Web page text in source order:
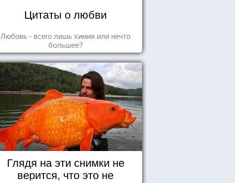
Цитаты о любви
Любовь - всего лишь химия или нечто
большее?
Глядя на эти снимки не
верится, что это не